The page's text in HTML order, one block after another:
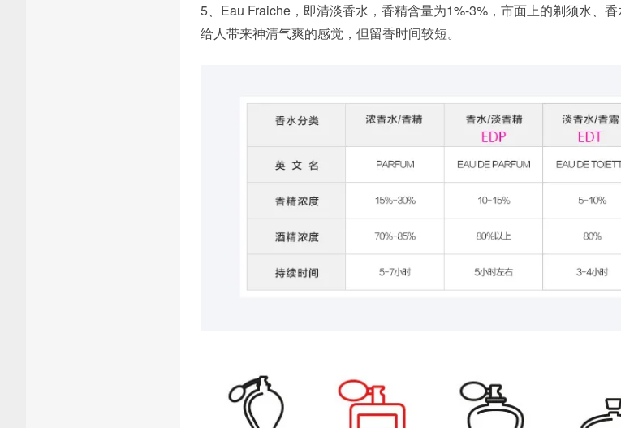
5、Eau Fraiche，即清淡香水，香精含量为1%-3%，市面上的剃须水、
给人带来神清气爽的感觉，但留香时间较短。